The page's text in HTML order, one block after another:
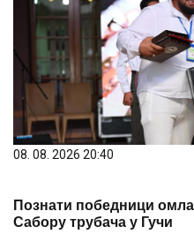
08. 08. 2026 20:40
Познати победници
Сабору трубача у Гучи